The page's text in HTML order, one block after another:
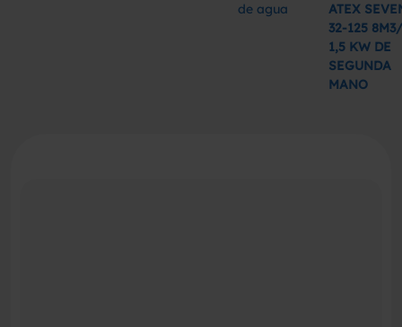
de agua
ATEX
32-125
1,5 KW DE
SEGUNDA
MANO